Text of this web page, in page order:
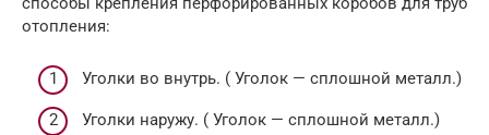
отопления:
Уголки во внутрь. ( Уголок — сплошной металл.)
Уголки наружу. ( Уголок — сплошной металл.)